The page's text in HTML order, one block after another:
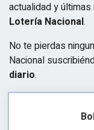
actualidad y
Lotería Nacional.
No te pierdas
Nacional
diario.